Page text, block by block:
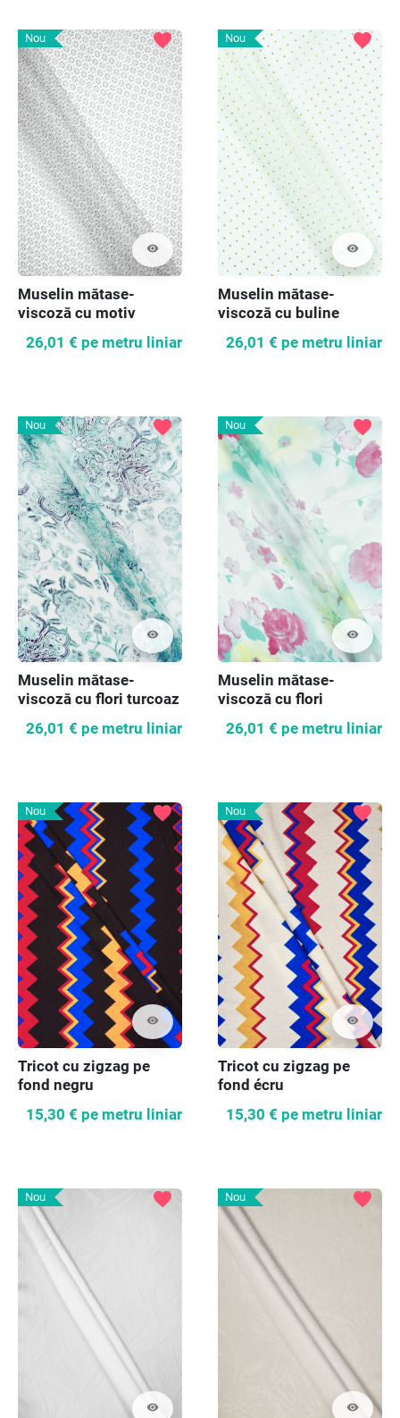
Nou
visibility
favorite
Muselin mătase-
viscoză cu motiv
26,01 € pe metru liniar
Nou
visibility
favorite
Muselin mătase-
viscoză cu buline
26,01 € pe metru liniar
Nou
visibility
favorite
Muselin mătase-
viscoză cu flori turcoaz
26,01 € pe metru liniar
Nou
visibility
favorite
Muselin mătase-
viscoză cu flori
26,01 € pe metru liniar
Nou
visibility
favorite
Tricot cu zigzag pe
fond negru
15,30 € pe metru liniar
Nou
visibility
favorite
Tricot cu zigzag pe
fond écru
15,30 € pe metru liniar
Nou
visibility
favorite Nou
visibility
favorite